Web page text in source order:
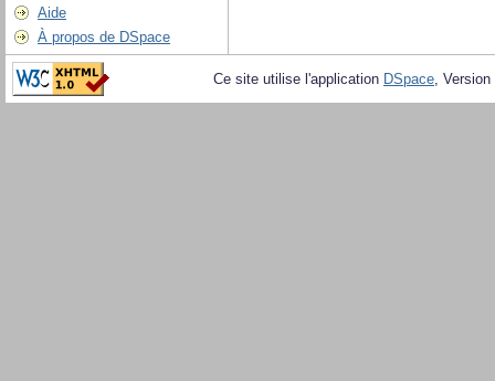
Aide
À propos de DSpace
Ce site utilise l'application DSpace,